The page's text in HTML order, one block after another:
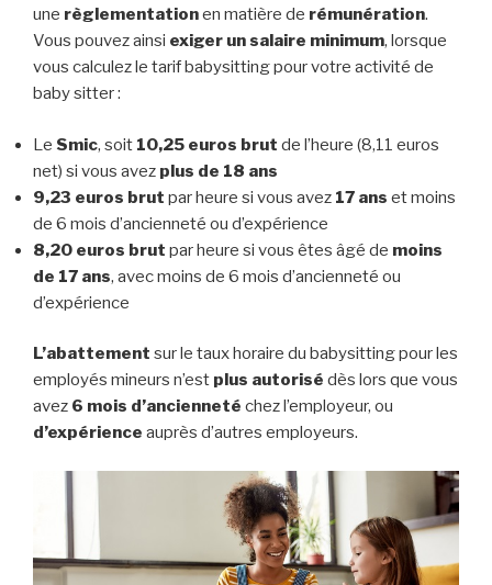
une règlementationen matière de rémunération.
Vous pouvez ainsi exiger un salaire minimum, lorsque
vous calculez le tarif babysitting pour votre activité de
baby sitter :
Le Smic, soit 10,25 euros brut de l’heure (8,11 euros
net) si vous avez plus de 18 ans
9,23 euros brut par heure si vous avez 17 ans et moins
de 6 mois d’ancienneté ou d’expérience
8,20 euros brut par heure si vous êtes âgé de moins
de 17 ans, avec moins de 6 mois d’ancienneté ou
d’expérience
L’abattement sur le taux horaire du babysitting pour les
employés mineurs n’est plus autorisé dès lors que vous
avez 6 mois d’ancienneté chez l’employeur, ou
d’expérience auprès d’autres employeurs.